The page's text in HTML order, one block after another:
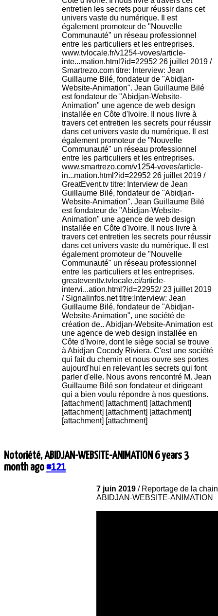
entretien les secrets pour réussir dans cet
univers vaste du numérique. Il est
également promoteur de "Nouvelle
Communauté" un réseau professionnel
entre les particuliers et les entreprises.
www.tvlocale.fr/v1254-voves/article-
inte...mation.html?id=22952 26 juillet 2019 /
Smartrezo.com titre: Interview: Jean
Guillaume Bilé, fondateur de "Abidjan-
Website-Animation". Jean Guillaume Bilé
est fondateur de "Abidjan-Website-
Animation" une agence de web design
installée en Côte d'Ivoire. Il nous livre à
travers cet entretien les secrets pour réussir
dans cet univers vaste du numérique. Il est
également promoteur de "Nouvelle
Communauté" un réseau professionnel
entre les particuliers et les entreprises.
www.smartrezo.com/v1254-voves/article-
in...mation.html?id=22952 26 juillet 2019 /
GreatEvent.tv titre: Interview de Jean
Guillaume Bilé, fondateur de "Abidjan-
Website-Animation". Jean Guillaume Bilé
est fondateur de "Abidjan-Website-
Animation" une agence de web design
installée en Côte d'Ivoire. Il nous livre à
travers cet entretien les secrets pour réussir
dans cet univers vaste du numérique. Il est
également promoteur de "Nouvelle
Communauté" un réseau professionnel
entre les particuliers et les entreprises.
greateventtv.tvlocale.ci/article-
intervi...ation.html?id=22952/ 23 juillet 2019
/ Signalinfos.net titre:Interview: Jean
Guillaume Bilé, fondateur de "Abidjan-
Website-Animation", une société de
création de.. Abidjan-Website-Animation est
une agence de web design installée en
Côte d'Ivoire, dont le siège social se trouve
à Abidjan Cocody Riviera. C'est une société
qui fait du chemin et nous ouvre ses portes
aujourd'hui en relevant les secrets qui font
parler d'elle. Nous avons rencontré M. Jean
Guillaume Bilé son fondateur et dirigeant
qui a bien voulu répondre à nos questions.
[attachment] [attachment] [attachment]
[attachment] [attachment] [attachment]
[attachment] [attachment]
Notoriété, ABIDJAN-WEBSITE-ANIMATION 6 years 3
month ago#121
7 juin 2019 / Reportage de la
ABIDJAN-WEBSITE-ANIMATION